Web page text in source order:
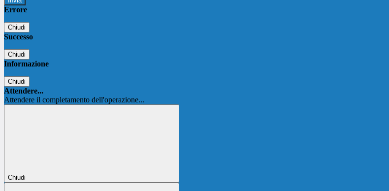
Errore
Chiudi
Successo
Chiudi
Informazione
Chiudi
Attendere...
Attendere il completamento dell'operazione...
Chiudi